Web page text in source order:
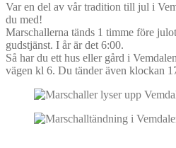
Var en del av vår tradition till jul i
du med!
Marschallerna tänds 1 timme före
gudstjänst. I år är det 6:00.
Så har du ett hus eller gård i
vägen kl 6. Du tänder även klockan